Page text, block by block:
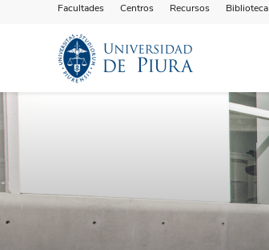
Facultades Centros Recursos Biblioteca